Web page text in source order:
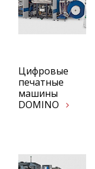
Цифровые
печатные
машины
DOMINO